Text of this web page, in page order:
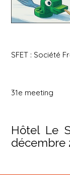
SFET : Société
31e meeting
Hôtel Le
décembre